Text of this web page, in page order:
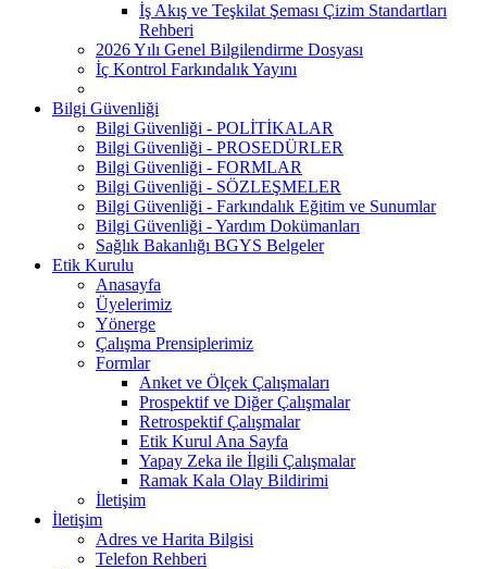
İş Akış ve Teşkilat Şeması Çizim Standartları
Rehberi
2026 Yılı Genel Bilgilendirme Dosyası
İç Kontrol Farkındalık Yayını
Bilgi Güvenliği
Bilgi Güvenliği - POLİTİKALAR
Bilgi Güvenliği - PROSEDÜRLER
Bilgi Güvenliği - FORMLAR
Bilgi Güvenliği - SÖZLEŞMELER
Bilgi Güvenliği - Farkındalık Eğitim ve Sunumlar
Bilgi Güvenliği - Yardım Dokümanları
Sağlık Bakanlığı BGYS Belgeler
Etik Kurulu
Anasayfa
Üyelerimiz
Yönerge
Çalışma Prensiplerimiz
Formlar
Anket ve Ölçek Çalışmaları
Prospektif ve Diğer Çalışmalar
Retrospektif Çalışmalar
Etik Kurul Ana Sayfa
Yapay Zeka ile İlgili Çalışmalar
Ramak Kala Olay Bildirimi
İletişim
İletişim
Adres ve Harita Bilgisi
Telefon Rehberi